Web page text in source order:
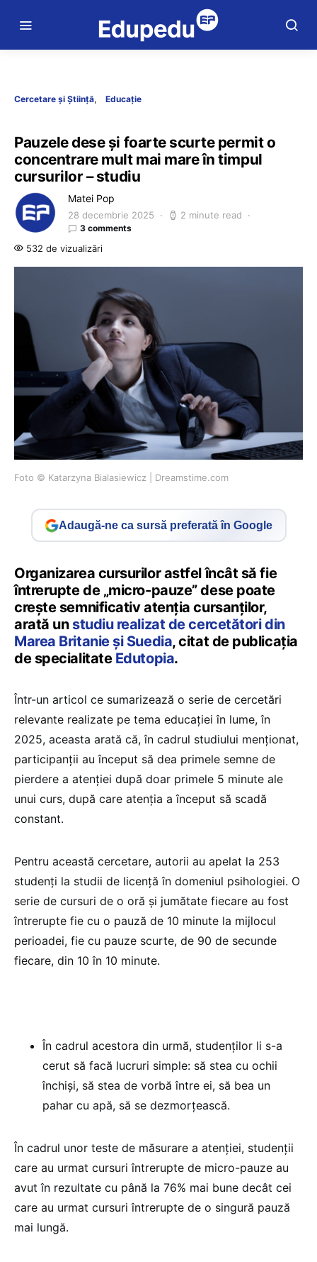
Cercetare și Știință Educație
Pauzele dese și foarte scurte permit o
concentrare mult mai mare în timpul
cursurilor – studiu
Matei Pop
28 decembrie 2025 2 minute read
3 comments
532 de vizualizări
Foto © Katarzyna Bialasiewicz | Dreamstime.com
Adaugă-ne ca sursă preferată în Google
Organizarea cursurilor astfel încât să fie
întrerupte de „micro-pauze” dese poate
crește semnificativ atenția cursanților,
arată un studiu realizat de cercetători din
Marea Britanie și Suedia, citat de publicația
de specialitate Edutopia.
Într-un articol ce sumarizează o serie de cercetări
relevante realizate pe tema educației în lume, în
2025, aceasta arată că, în cadrul studiului menționat,
participanții au început să dea primele semne de
pierdere a atenției după doar primele 5 minute ale
unui curs, după care atenția a început să scadă
constant.
Pentru această cercetare, autorii au apelat la 253
studenți la studii de licență în domeniul psihologiei. O
serie de cursuri de o oră și jumătate fiecare au fost
întrerupte fie cu o pauză de 10 minute la mijlocul
perioadei, fie cu pauze scurte, de 90 de secunde
fiecare, din 10 în 10 minute.
În cadrul acestora din urmă, studenților li s-a
cerut să facă lucruri simple: să stea cu ochii
închiși, să stea de vorbă între ei, să bea un
pahar cu apă, să se dezmorțească.
În cadrul unor teste de măsurare a atenției, studenții
care au urmat cursuri întrerupte de micro-pauze au
avut în rezultate cu până la 76% mai bune decât cei
care au urmat cursuri întrerupte de o singură pauză
mai lungă.